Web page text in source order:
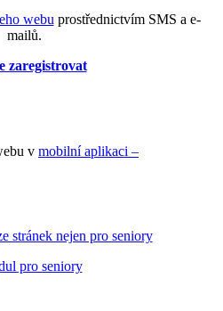
webu prostřednictvím SMS a e-
mailů.
zaregistrovat
v mobilní aplikaci –
stránek nejen pro seniory